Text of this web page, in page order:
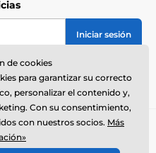
Iniciar sesión
eltratamiento de mis
está disponible
de cookies
para garantizar su correcto
personalizar el contenido y,
Con su consentimiento,
con nuestros socios. Más